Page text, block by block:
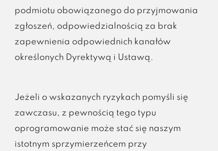
podmiotu obowiązanego do przyjmowania
zgłoszeń, odpowiedzialnością za brak
zapewnienia odpowiednich kanałów
określonych Dyrektywą i Ustawą.
Jeżeli o wskazanych ryzykach pomyśli się
zawczasu, z pewnością tego typu
oprogramowanie może stać się naszym
istotnym sprzymierzeńcem przy